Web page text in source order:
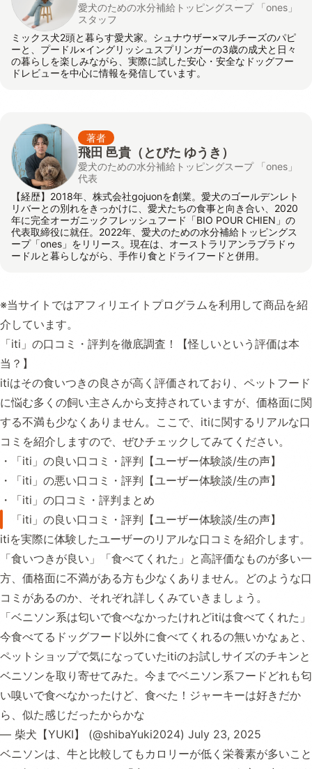
愛犬のための水分補給トッピングスープ 「ones」
スタッフ
ミックス犬2頭と暮らす愛犬家。シュナウザー×マルチーズのパピ
ーと、プードル×イングリッシュスプリンガーの3歳の成犬と日々
の暮らしを楽しみながら、実際に試した安心・安全なドッグフー
ドレビューを中心に情報を発信しています。
著者
飛田 邑貴 （とびた ゆうき）
愛犬のための水分補給トッピングスープ 「ones」
代表
【経歴】2018年、株式会社gojuonを創業。愛犬のゴールデンレト
リバーとの別れをきっかけに、愛犬たちの食事と向き合い、2020
年に完全オーガニックフレッシュフード「BIO POUR CHIEN」の
代表取締役に就任。2022年、愛犬のための水分補給トッピングス
ープ「ones」をリリース。現在は、オーストラリアンラブラドゥ
ードルと暮らしながら、手作り食とドライフードと併用。
※当サイトではアフィリエイトプログラムを利用して商品を紹
介しています。
「iti」の口コミ・評判を徹底調査！【怪しいという評価は本
当？】
itiはその食いつきの良さが高く評価されており、ペットフード
に悩む多くの飼い主さんから支持されていますが、価格面に関
する不満も少なくありません。ここで、itiに関するリアルな口
コミを紹介しますので、ぜひチェックしてみてください。
・「iti」の良い口コミ・評判【ユーザー体験談/生の声】
・「iti」の悪い口コミ・評判【ユーザー体験談/生の声】
・「iti」の口コミ・評判まとめ
「iti」の良い口コミ・評判【ユーザー体験談/生の声】
itiを実際に体験したユーザーのリアルな口コミを紹介します。
「食いつきが良い」「食べてくれた」と高評価なものが多い一
方、価格面に不満がある方も少なくありません。どのような口
コミがあるのか、それぞれ詳しくみていきましょう。
「ベニソン系は匂いで食べなかったけれどitiは食べてくれた」
今食べてるドッグフード以外に食べてくれるの無いかなぁと、
ペットショップで気になっていたitiのお試しサイズのチキンと
ベニソンを取り寄せてみた。今までベニソン系フードどれも匂
い嗅いで食べなかったけど、食べた！ジャーキーは好きだか
ら、似た感じだったからかな
— 柴犬【YUKI】 (@shibaYuki2024) July 23, 2025
ベニソンは、牛と比較してもカロリーが低く栄養素が多いこと